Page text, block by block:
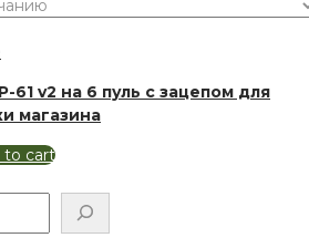
61 v2 на 6 пуль с зацепом для
магазина
to cart